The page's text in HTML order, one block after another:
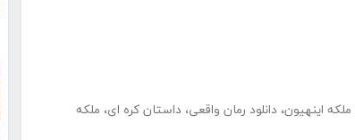
ملکه اینهیون، دانلود رمان واقعی، داستان کره ای، ملکه